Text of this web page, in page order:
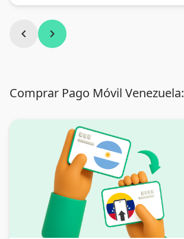
chevron_left chevron_right
Comprar Pago Móvil Venezuela: